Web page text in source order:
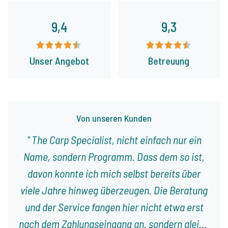
Von unseren Kunden
The Carp Specialist, nicht einfach nur ein
Name, sondern Programm. Dass dem so ist,
davon konnte ich mich selbst bereits über
viele Jahre hinweg überzeugen. Die Beratung
und der Service fangen hier nicht etwa erst
nach dem Zahlungseingang an, sondern gleich
9,4
Unser Angebot
9,3
Betreuung